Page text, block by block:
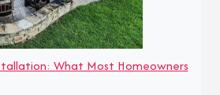
What Most Homeowners